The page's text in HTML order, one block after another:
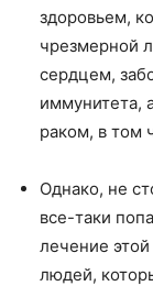
здоровьем,
чрезмерной
сердцем,
иммунитета,
раком, в том
Однако, не
все-таки
лечение
людей,